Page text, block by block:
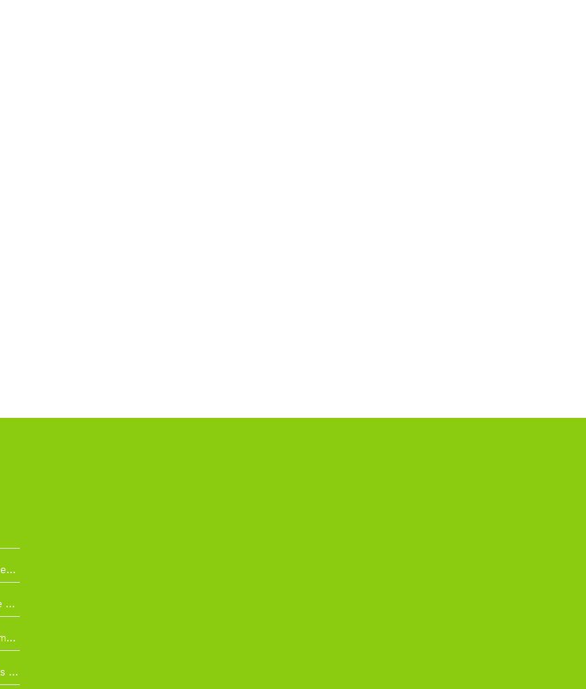
La Liga change de diffuseur : DAZN et Disney+ remplacent beIN Sports !
RC Lens – Villarreal : à quelle heure et sur quelle chaîne voir la finale de la Como Cup ?
Como Cup : comment regarder les matchs du RC Lens en direct ?
Ligue 1+ diffusera plus de 30 matchs amicaux avant la reprise de la Ligue 1